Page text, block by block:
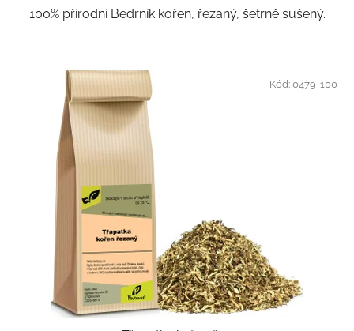
hvězdiček.
100% přírodní Bedrník kořen, řezaný, šetrně sušený.
Kód:0479-100